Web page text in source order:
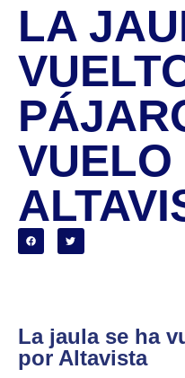
LA
VUELO
La jaula se ha
por Altavista